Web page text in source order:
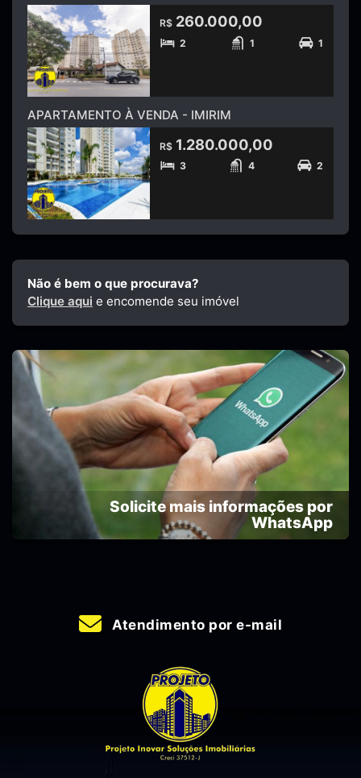
R$ 260.000,00
2 1 1
APARTAMENTO À VENDA - IMIRIM
R$ 1.280.000,00
3 4 2
Não é bem o que procurava?
Clique aqui e encomende seu imóvel
Solicite mais informações por
WhatsApp
Atendimento por e-mail